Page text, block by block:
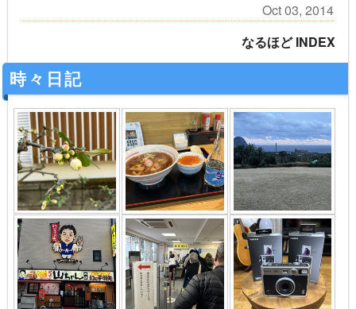
Oct 03, 2014
なるほど INDEX
時々日記